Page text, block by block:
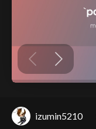
izumin5210